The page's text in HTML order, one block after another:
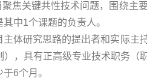
焦关键共性技术问题，围绕主
中1个课题的负责人。
体研究思路的提出者和实际
），具有正高级专业技术职务
6个月。